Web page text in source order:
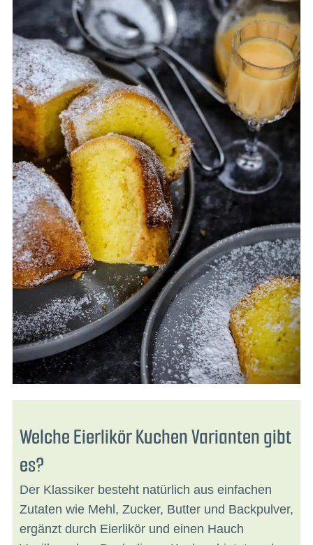
Welche Eierlikör Kuchen Varianten gibt
es?
Der Klassiker besteht natürlich aus einfachen
Zutaten wie Mehl, Zucker, Butter und Backpulver,
ergänzt durch Eierlikör und einen Hauch